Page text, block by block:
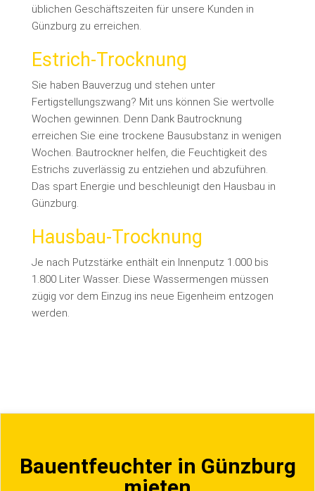
üblichen Geschäftszeiten für unsere Kunden in
Günzburg zu erreichen.
Estrich-Trocknung
Sie haben Bauverzug und stehen unter
Fertigstellungszwang? Mit uns können Sie wertvolle
Wochen gewinnen. Denn Dank Bautrocknung
erreichen Sie eine trockene Bausubstanz in wenigen
Wochen. Bautrockner helfen, die Feuchtigkeit des
Estrichs zuverlässig zu entziehen und abzuführen.
Das spart Energie und beschleunigt den Hausbau in
Günzburg.
Hausbau-Trocknung
Je nach Putzstärke enthält ein Innenputz 1.000 bis
1.800 Liter Wasser. Diese Wassermengen müssen
zügig vor dem Einzug ins neue Eigenheim entzogen
werden.
Bauentfeuchter in Günzburg